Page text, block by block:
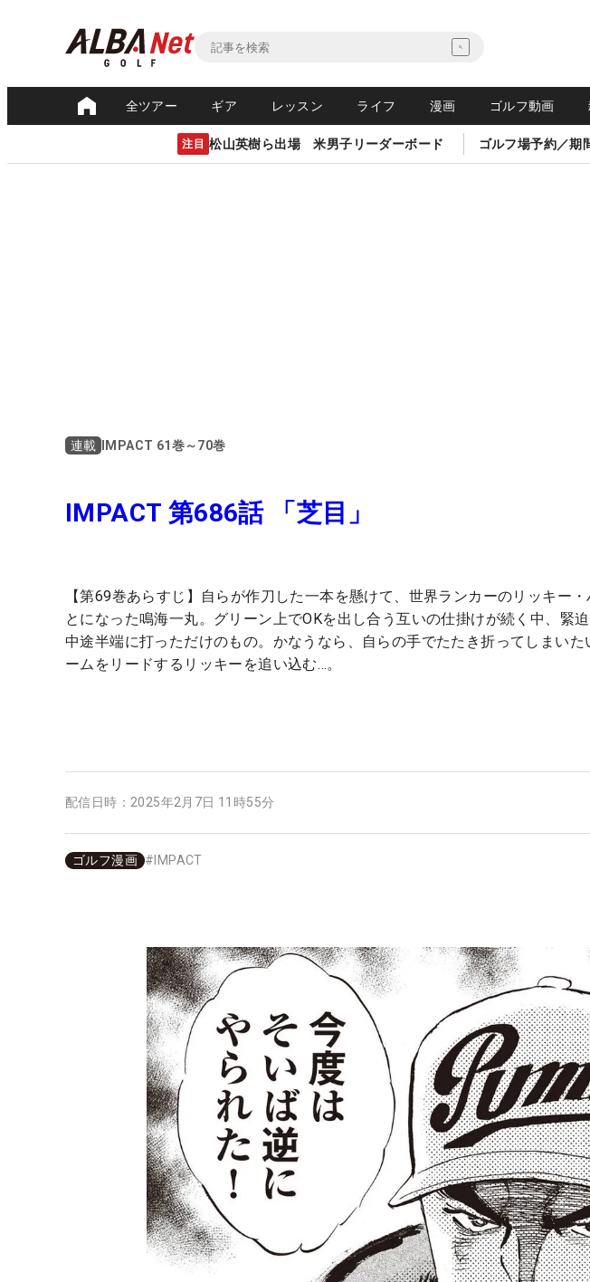
全ツアー ギア レッスン ライフ 漫画 ゴルフ動画
注目 松山英樹ら出場 米男子リーダーボード ゴルフ場予約／期
連載 IMPACT 61巻～70巻
IMPACT 第686話 「芝目」
【第69巻あらすじ】自らが作刀した一本を懸けて、世界ランカーのリッキー
とになった鳴海一丸。グリーン上でOKを出し合う互いの仕掛けが続く中、緊
中途半端に打っただけのもの。かなうなら、自らの手でたたき折ってしまい
ームをリードするリッキーを追い込む…。
配信日時： 2025年2月7日 11時55分
ゴルフ漫画 # IMPACT